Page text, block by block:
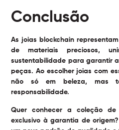
Conclusão
As joias blockchain
de materiais preciosos,
sustentabilidade para garantir
peças. Ao escolher joias com
não só em beleza, mas
responsabilidade.
Quer conhecer a coleção
exclusivo à garantia de